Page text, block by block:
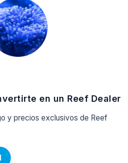
en un Reef Dealer
y precios exclusivos de Reef